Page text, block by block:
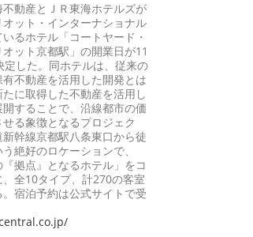
動産とＪＲ東海ホテルズが
ット・インターナショナル
るホテル「コートヤード・
ット京都駅」の開業日が11
定した。同ホテルは、従来の
不動産を活用した開発とは
に取得した不動産を活用し
することで、沿線都市の価
る象徴となるプロジェク
新幹線京都駅八条東口から徒
絶好のロケーションで、
『拠点』となるホテル」をコ
、全10タイプ、計270の客室
宿泊予約は公式サイトで受